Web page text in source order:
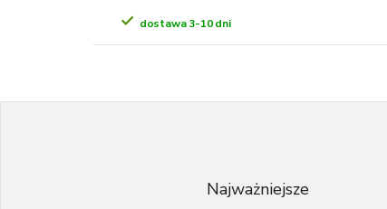
dostawa 3-10 dni
Najważniejsze